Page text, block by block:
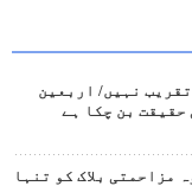
نہیں/ اربعین
حقیقت بن چکا ہے
مزاحمتی بلاک کو تنہا